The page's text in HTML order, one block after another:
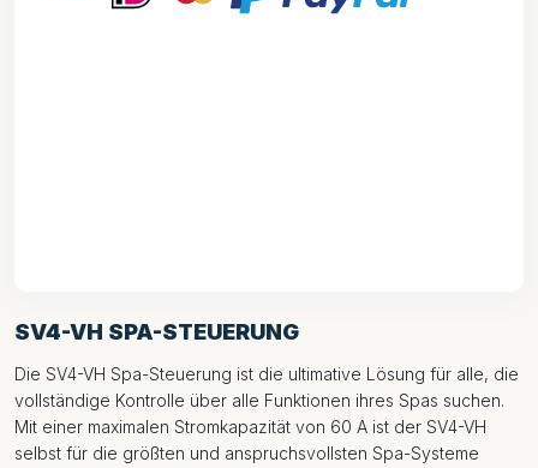
SV4-VH SPA-STEUERUNG
Die SV4-VH Spa-Steuerung ist die ultimative Lösung für alle, die
vollständige Kontrolle über alle Funktionen ihres Spas suchen.
Mit einer maximalen Stromkapazität von 60 A ist der SV4-VH
selbst für die größten und anspruchsvollsten Spa-Systeme